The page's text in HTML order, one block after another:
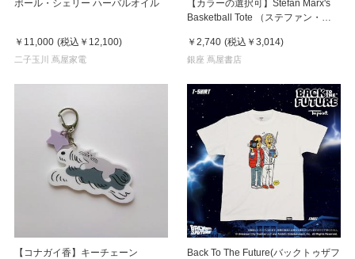
ポール・シェリー ハーバルオイル
￥11,000 (税込 ￥12,100)
二子玉川 蔦屋家電
【カラーの選択可】Stefan Marx's
Basketball Tote （ステファン・マ
￥2,740 (税込 ￥3,014)
銀座 蔦屋書店
【コナガイ香】キーチェーン
Back To The Future(バックトゥザフ